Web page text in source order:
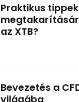
Praktikus
az XTB?
Bevezetés a